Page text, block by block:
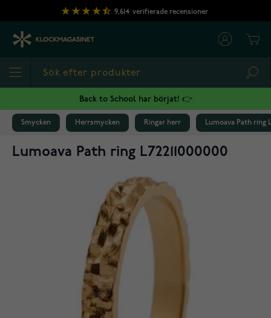
Hoppa till innehållet
9,614 verifierade recensioner
Back to School har börjat! 👉
Smycken Herrsmycken Ringar herr Lumoava Path ring
Lumoava Path ring L72211000000